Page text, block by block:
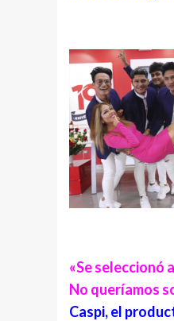
«Se seleccionó
No queríamos
Caspi, el